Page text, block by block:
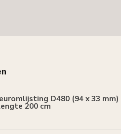
D480 (94 x 33 mm)
200 cm